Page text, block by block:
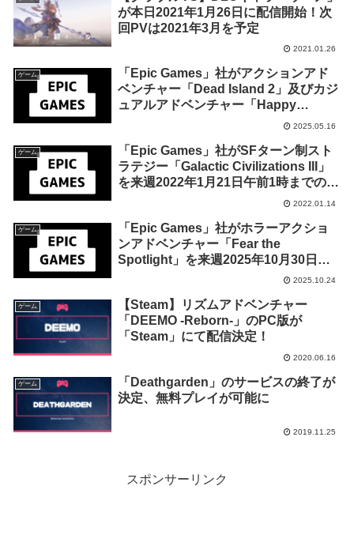
が本日2021年1月26日に配信開始！次
回PVは2021年3月を予定
2021.01.26
ゲーム
「Epic Games」社がアクションアド
ベンチャー「Dead Island 2」及びカジ
ュアルアドベンチャー「Happy
Game」を来週2025年5月22日までの
2025.05.16
ゲーム
「Epic Games」社がSFターン制スト
ラテジー「Galactic Civilizations III」
を来週2022年1月21日午前1時までの1
2022.01.14
ゲーム
「Epic Games」社がホラーアクショ
ンアドベンチャー「Fear the
Spotlight」を来週2025年10月30日ま
での期間限定で無料配布を開始！2025.10.24
ゲーム
【Steam】リズムアドベンチャー
「DEEMO -Reborn-」のPC版が
「Steam」にて配信決定！
2020.06.16
ゲーム
「Deathgarden」のサービスの終了が
決定、無料プレイが可能に
2019.11.25
スポンサーリンク